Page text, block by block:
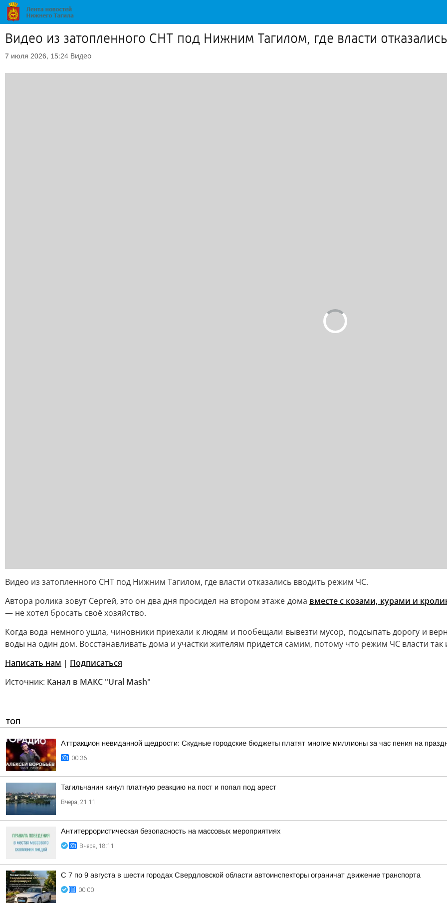
Видео из затопленного СНТ под Нижним Тагилом, где власти
7 июля 2026, 15:24 Видео
Видео из затопленного СНТ под Нижним Тагилом, где власти отказались вводить режим ЧС.
Автора ролика зовут Сергей, это он два дня просидел на втором этаже дома вместе с козами, курами и
— не хотел бросать своё хозяйство.
Когда вода немного ушла, чиновники приехали к людям и пообещали вывезти мусор, подсыпать дорогу и
воды на один дом. Восстанавливать дома и участки жителям придется самим, потому что режим ЧС власти так
Написать нам | Подписаться
Источник: Канал в МАКС "Ural Mash"
ТОП
Аттракцион невиданной щедрости: Скудные городские бюджеты платят многие миллионы за час пения на
00:36
Тагильчанин кинул платную реакцию на пост и попал под арест
Вчера, 21:11
Антитеррористическая безопасность на массовых мероприятиях
Вчера, 18:11
С 7 по 9 августа в шести городах Свердловской области автоинспекторы ограничат движение транспорта
00:00